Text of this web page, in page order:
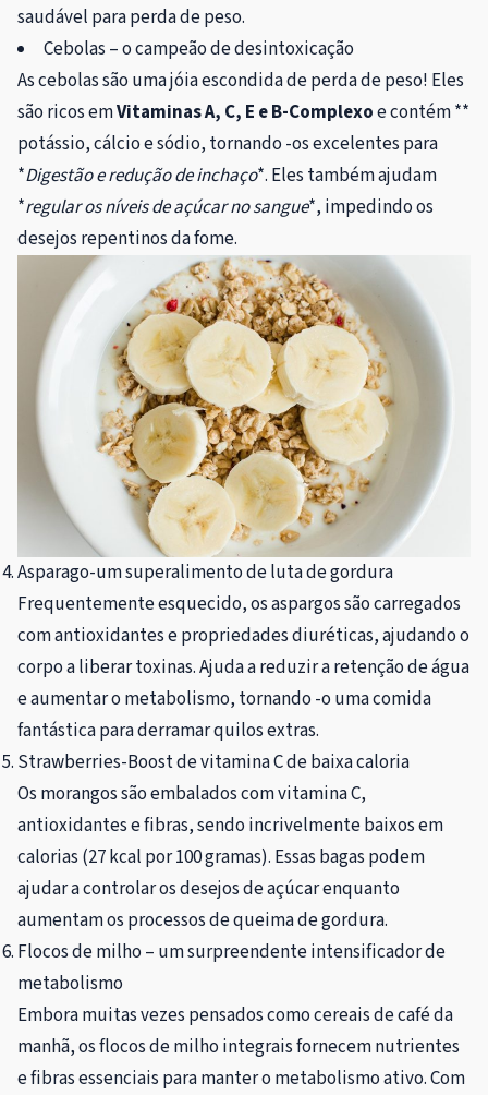
saudável para perda de peso.
Cebolas – o campeão de desintoxicação
As cebolas são uma jóia escondida de perda de peso! Eles
são ricos emVitaminas A, C, E e B-Complexoe contém **
potássio, cálcio e sódio, tornando -os excelentes para
*Digestão e redução de inchaço*. Eles também ajudam
*regular os níveis de açúcar no sangue*, impedindo os
desejos repentinos da fome.
Asparago-um superalimento de luta de gordura
Frequentemente esquecido, os aspargos são carregados
com antioxidantes e propriedades diuréticas, ajudando o
corpo a liberar toxinas. Ajuda a reduzir a retenção de água
e aumentar o metabolismo, tornando -o uma comida
fantástica para derramar quilos extras.
Strawberries-Boost de vitamina C de baixa caloria
Os morangos são embalados com vitamina C,
antioxidantes e fibras, sendo incrivelmente baixos em
calorias (27 kcal por 100 gramas). Essas bagas podem
ajudar a controlar os desejos de açúcar enquanto
aumentam os processos de queima de gordura.
Flocos de milho – um surpreendente intensificador de
metabolismo
Embora muitas vezes pensados ​​como cereais de café da
manhã, os flocos de milho integrais fornecem nutrientes
e fibras essenciais para manter o metabolismo ativo. Com